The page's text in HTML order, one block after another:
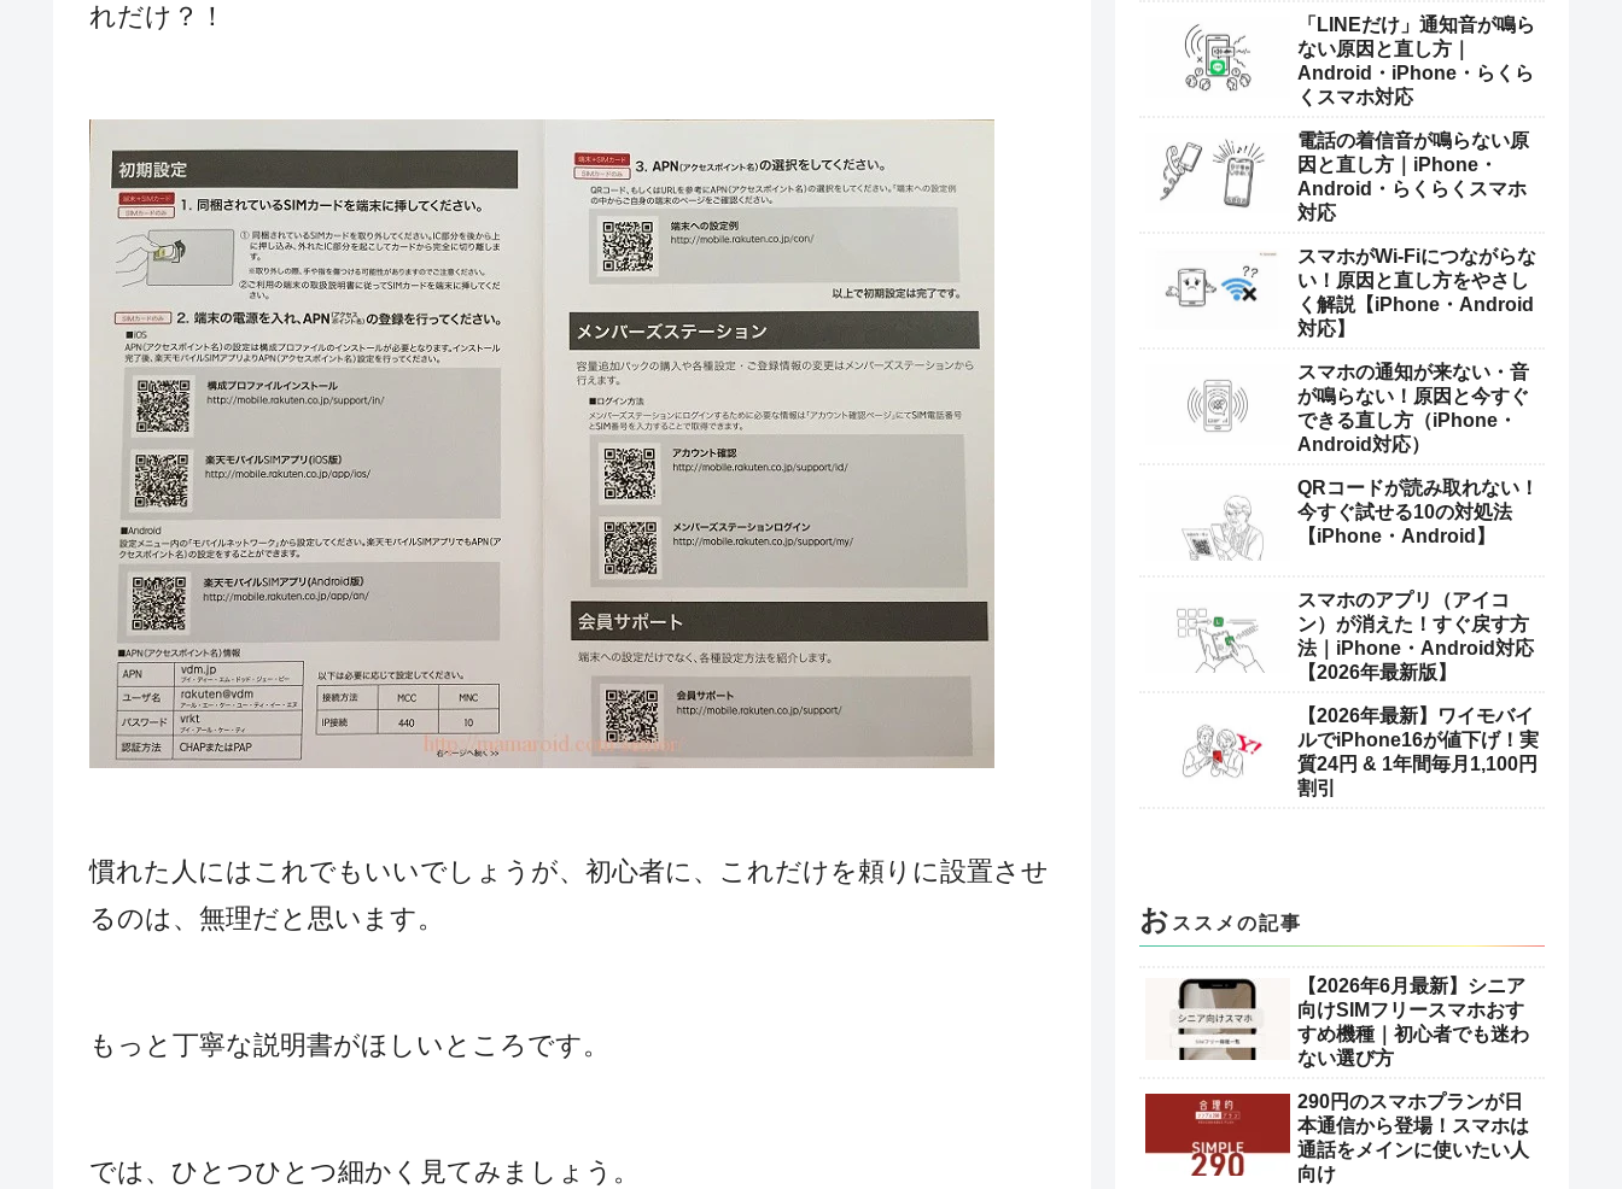
れだけ？！
慣れた人にはこれでもいいでしょうが、初心者に、これだけを頼りに設置させ
るのは、無理だと思います。
もっと丁寧な説明書がほしいところです。
では、ひとつひとつ細かく見てみましょう。
かりやすく」を心がけています。
らくらくスマホで音が出な
い・鳴らない原因と直し方
｜着信音・動画・通話の対
処法
「LINEだけ」通知音が鳴ら
ない原因と直し方｜
Android・iPhone・らくら
くスマホ対応
電話の着信音が鳴らない原
因と直し方｜iPhone・
Android・らくらくスマホ
対応
スマホがWi-Fiにつながらな
い！原因と直し方をやさし
く解説【iPhone・Android
対応】
スマホの通知が来ない・音
が鳴らない！原因と今すぐ
できる直し方（iPhone・
Android対応）
法｜iPhone・Android対応
【2026年最新版】
【2026年最新】ワイモバイ
質24円 & 1年間毎月1,100円
割引